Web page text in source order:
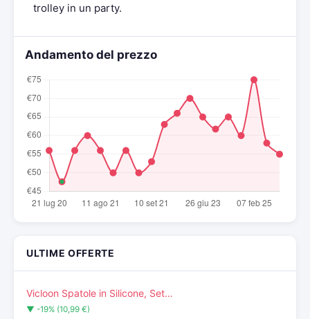
trolley in un party.
Andamento del prezzo
ULTIME OFFERTE
Vicloon Spatole in Silicone, Set…
▼ -19% (10,99 €)